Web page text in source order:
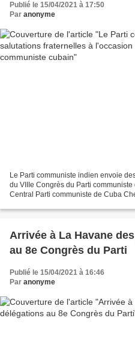
Publié le 15/04/2021 à 17:50
Par anonyme
Le Parti communiste indien envoie
du VIIIe Congrès du Parti
Central Parti communiste de Cuba
Arrivée à La Havane
au 8e Congrès du Parti
Publié le 15/04/2021 à 16:46
Par anonyme